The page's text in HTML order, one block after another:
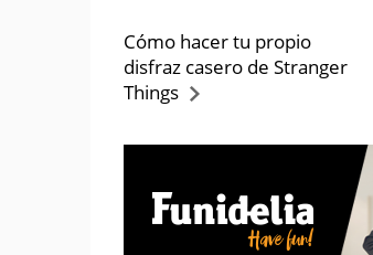
Cómo hacer tu propio
disfraz casero de Stranger
Things